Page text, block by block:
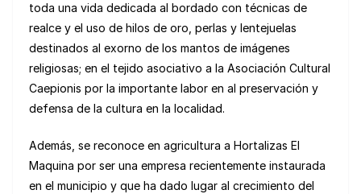
toda una vida dedicada al bordado con técnicas de
realce y el uso de hilos de oro, perlas y lentejuelas
destinados al exorno de los mantos de imágenes
religiosas; en el tejido asociativo a la Asociación Cultural
Caepionis por la importante labor en al preservación y
defensa de la cultura en la localidad.
Además, se reconoce en agricultura a Hortalizas El
Maquina por ser una empresa recientemente instaurada
en el municipio y que ha dado lugar al crecimiento del